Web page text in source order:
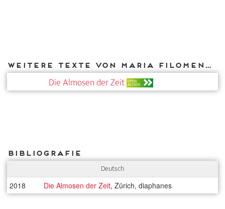
Weitere Texte von Maria Filomena Molder bei DIAPHANES
Die Almosen der Zeit OPEN
ACCESS
Bibliografie
Deutsch
2018 Die Almosen der Zeit, Zürich, diaphanes